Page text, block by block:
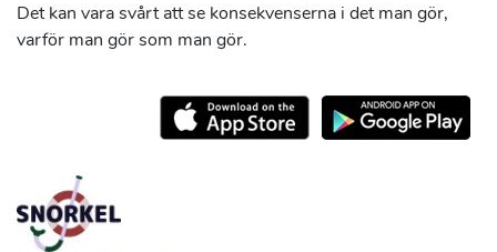
Det kan vara svårt att se konsekvenserna i det man gör,
varför man gör som man gör.